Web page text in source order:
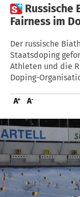
 Russische
Fairness im
Der russische
Staatsdoping
Athleten und die
Doping-